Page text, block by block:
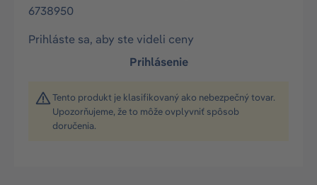
6738950
Prihláste sa, aby ste videli ceny
Prihlásenie
Tento produkt je klasifikovaný ako nebezpečný tovar.
Upozorňujeme, že to môže ovplyvniť spôsob
doručenia.